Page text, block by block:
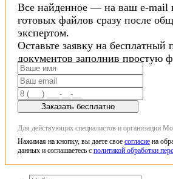
Все найденное — на ваш e-mail
готовых файлов сразу после
экспертом.
Оставьте заявку на бесплатный
документов заполнив простую
Заказать бесплатно
Для действующих специалистов и организации
Нажимая на кнопку, вы даете свое согласие на
данных и соглашаетесь с политикой обработки